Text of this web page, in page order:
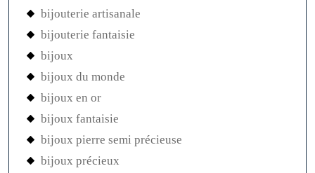
bijouterie artisanale
bijouterie fantaisie
bijoux
bijoux du monde
bijoux en or
bijoux fantaisie
bijoux pierre semi précieuse
bijoux précieux